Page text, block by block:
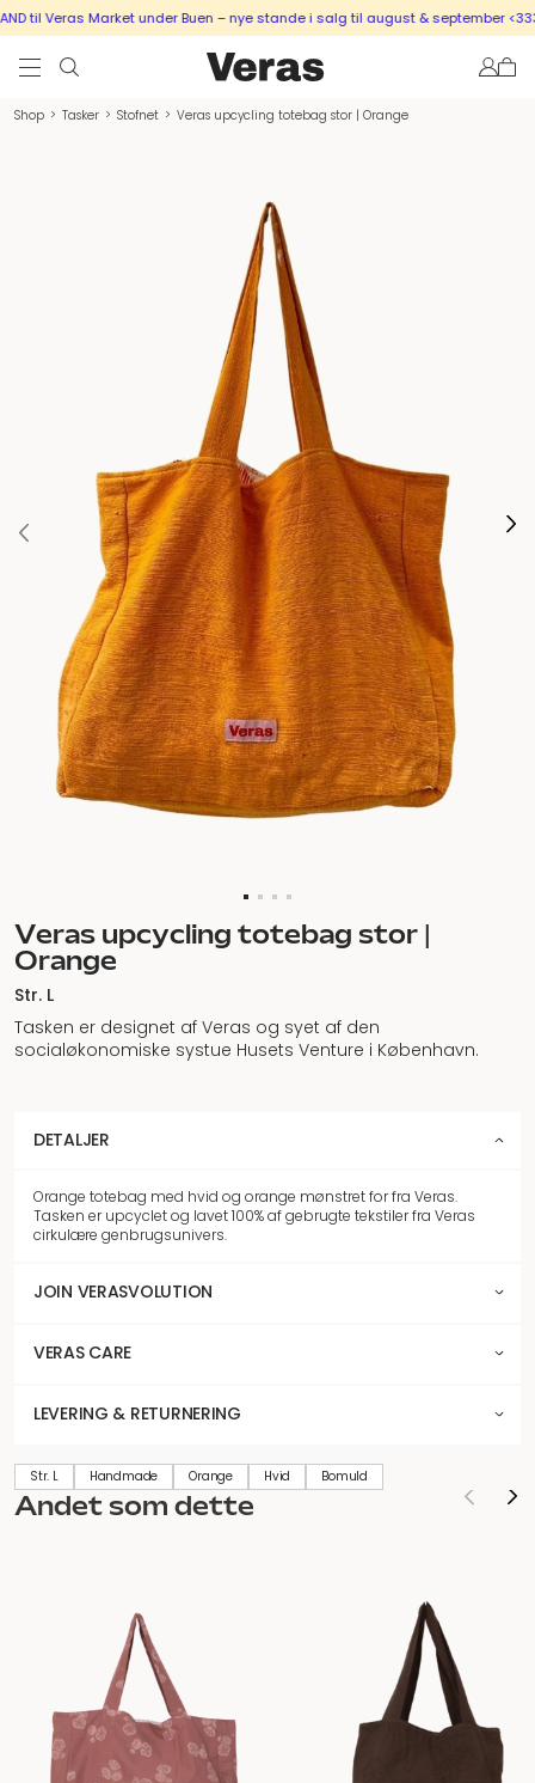
til Veras Market under Buen – nye stande i salg til august & september <333
Shop > Tasker > Stofnet > Veras upcycling totebag stor | Orange
Veras upcycling totebag stor |
Orange
Str. L
Tasken er designet af Veras og syet af den
socialøkonomiske systue Husets Venture i København.
DETALJER
Orange totebag med hvid og orange mønstret for fra Veras.
Tasken er upcyclet og lavet 100% af gebrugte tekstiler fra Veras
cirkulære genbrugsunivers.
JOIN VERASVOLUTION
VERAS CARE
LEVERING & RETURNERING
Str. L Handmade Orange Hvid Bomuld
Andet som dette